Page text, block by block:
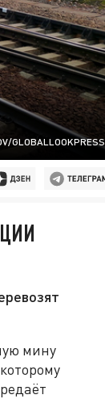
GLOBALLOOKPRESS
мину